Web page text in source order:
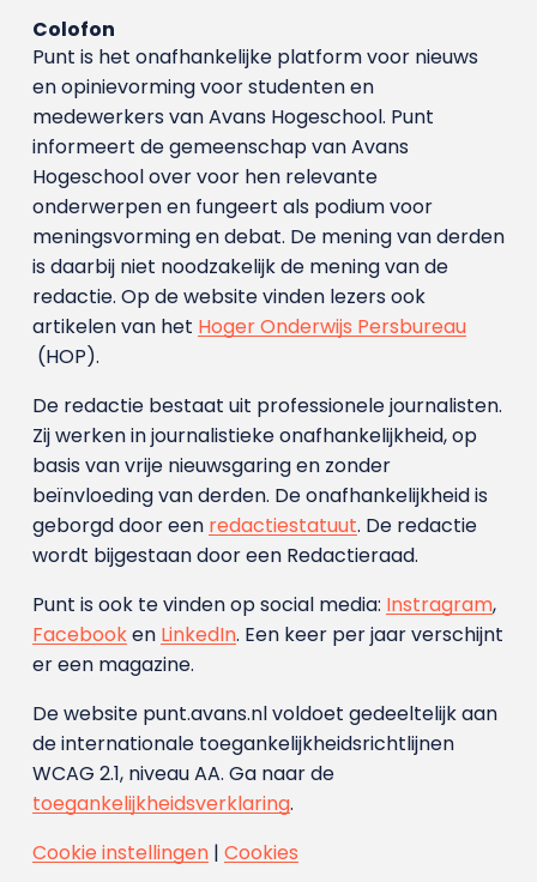
Colofon
Punt is het onafhankelijke platform voor nieuws
en opinievorming voor studenten en
medewerkers van Avans Hoge­school. Punt
informeert de gemeenschap van Avans
Hogeschool over voor hen relevante
onderwerpen en fungeert als podium voor
meningsvorming en debat. De mening van derden
is daarbij niet noodzakelijk de mening van de
redactie. Op de website vinden lezers ook
artikelen van het Hoger Onderwijs Persbureau
(HOP).
De redactie bestaat uit professionele journalisten.
Zij werken in journalistieke onafhankelijkheid, op
basis van vrije nieuwsgaring en zonder
beïnvloeding van derden. De onafhankelijkheid is
geborgd door een redactiestatuut. De redactie
wordt bijgestaan door een Redactieraad.
Punt is ook te vinden op social media: Instragram,
Facebooken LinkedIn. Een keer per jaar verschijnt
er een magazine.
De website punt.avans.nl voldoet gedeeltelijk aan
de internationale toegankelijkheidsrichtlijnen
WCAG 2.1, niveau AA. Ga naar de
toegankelijkheidsverklaring.
Cookie instellingen| Cookies